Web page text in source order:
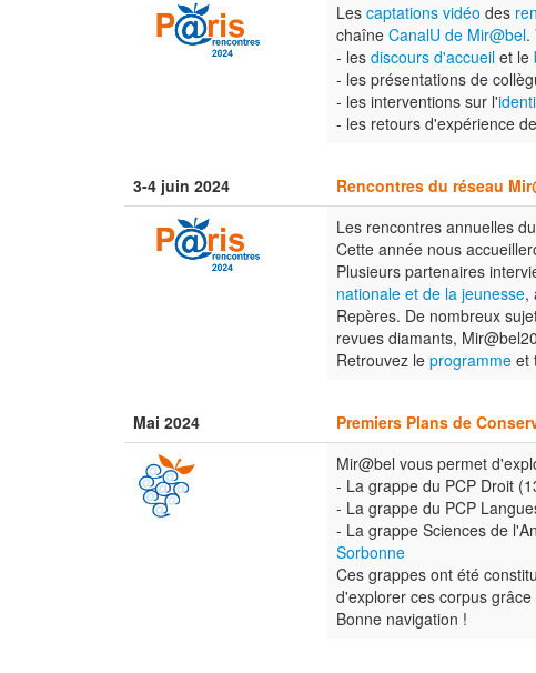
Les captations vidéo des
chaîne CanalU de Mir@bel.
- les discours d'accueil et le
- les présentations de
- les interventions sur l'
- les retours d'expérience
3-4 juin 2024
Rencontres du réseau
Les rencontres annuelles
Cette année nous
Plusieurs partenaires
nationale et de la jeunesse,
Repères. De nombreux
revues diamants,
Retrouvez le programme et
Mai 2024
Premiers Plans de
Mir@bel vous permet
- La grappe du PCP Droit
- La grappe du PCP
- La grappe Sciences de
Sorbonne
Ces grappes ont été
d'explorer ces corpus
Bonne navigation !